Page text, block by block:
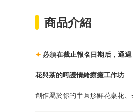
商品介紹
✦ 必須在截止報名日期后，通
花與茶的呵護情緒療癒工作坊
創作屬於你的半圓形鮮花桌花